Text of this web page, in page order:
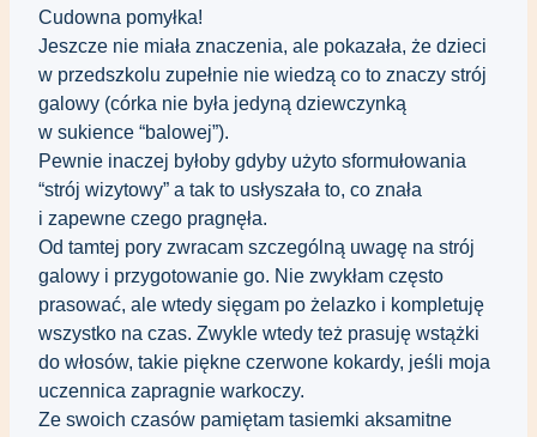
Cudowna pomyłka!
Jeszcze nie miała znaczenia, ale pokazała, że dzieci
w przedszkolu zupełnie nie wiedzą co to znaczy strój
galowy (córka nie była jedyną dziewczynką
w sukience “balowej”).
Pewnie inaczej byłoby gdyby użyto sformułowania
“strój wizytowy” a tak to usłyszała to, co znała
i zapewne czego pragnęła.
Od tamtej pory zwracam szczególną uwagę na strój
galowy i przygotowanie go. Nie zwykłam często
prasować, ale wtedy sięgam po żelazko i kompletuję
wszystko na czas. Zwykle wtedy też prasuję wstążki
do włosów, takie piękne czerwone kokardy, jeśli moja
uczennica zapragnie warkoczy.
Ze swoich czasów pamiętam tasiemki aksamitne